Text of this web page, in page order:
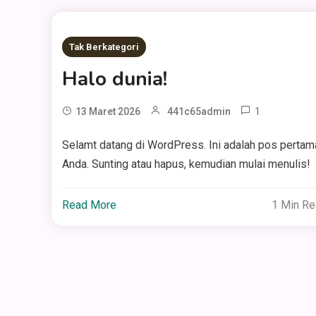
Tak Berkategori
Halo dunia!
13 Maret 2026 441c65admin 1
Selamt datang di WordPress. Ini adalah pos
Anda. Sunting atau hapus, kemudian mulai menulis!
Read More 1 Min